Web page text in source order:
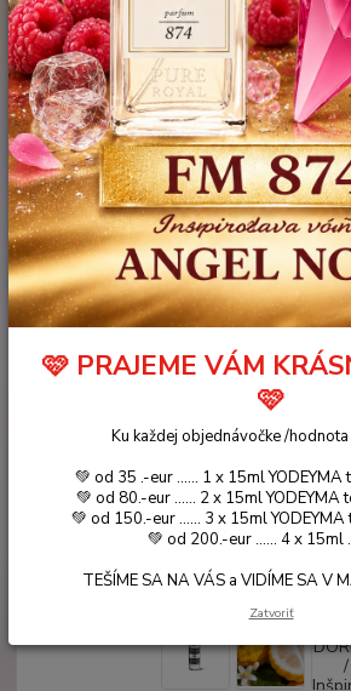
DORIAN / Inšpirovaný
VUITTON
🩷 PRAJEME VÁM
🩷
Ku každej objednávočke /
💚 od 35 .-eur ...... 1 x 15ml
💚 od 80.-eur ...... 2 x 15ml YODEYMA
💚 od 150.-eur ...... 3 x 15ml
💚 od 200.-eur ...... 4 x 15ml
TEŠÍME SA NA VÁS a VIDÍME SA V
Zatvoriť